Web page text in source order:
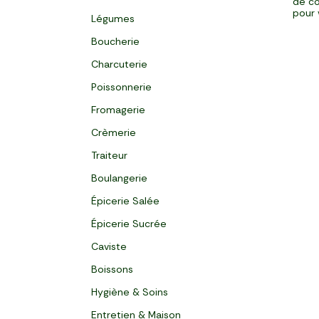
Légumes
Boucherie
Charcuterie
Poissonnerie
Fromagerie
Crèmerie
Traiteur
Boulangerie
Épicerie Salée
Épicerie Sucrée
Caviste
Boissons
Hygiène & Soins
Entretien & Maison
pour